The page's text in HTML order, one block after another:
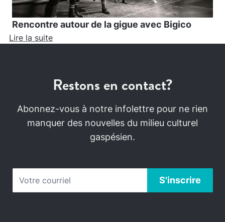
Rencontre autour de la gigue avec Bigico
Lire la suite
Restons en contact?
Abonnez-vous à notre infolettre pour ne rien
manquer des nouvelles du milieu culturel
gaspésien.